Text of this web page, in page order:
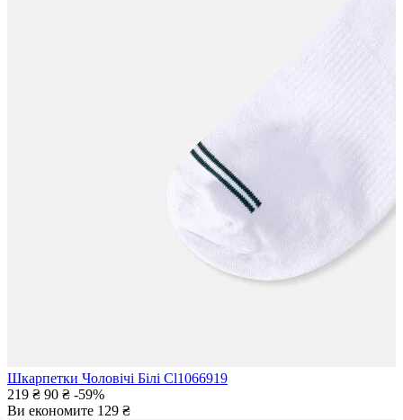
Шкарпетки Чоловічі Білі Cl1066919
219 ₴ 90 ₴ -59%
Ви економите 129 ₴